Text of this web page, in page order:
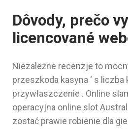
Dôvody, prečo
licencované
Niezależne recenzje to
przeszkoda kasyna ‘ s
przywłaszczenie . Online
operacyjna online slot
zostać prawie robienie dla